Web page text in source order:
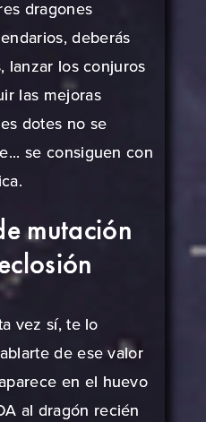
dragones
deberás
lanzar los conjuros
las mejoras
dotes no se
se consiguen con
mutación
vez sí, te lo
de ese valor
en el huevo
al dragón recién